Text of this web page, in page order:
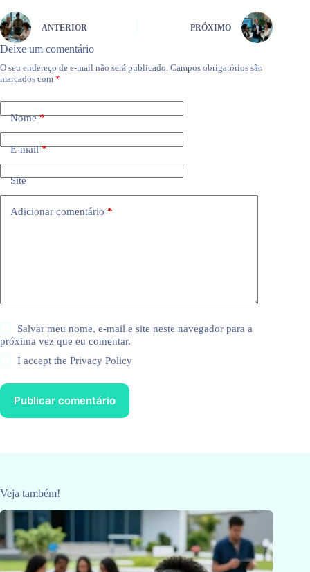
ANTERIOR PRÓXIMO
Deixe um comentário
O seu endereço de e-mail não será publicado. Campos obrigatórios são
marcados com *
Nome*
E-mail*
Site
Adicionar comentário *
Salvar meu nome, e-mail e site neste navegador para a
próxima vez que eu comentar.
I accept thePrivacy Policy
Publicar comentário
Veja também!